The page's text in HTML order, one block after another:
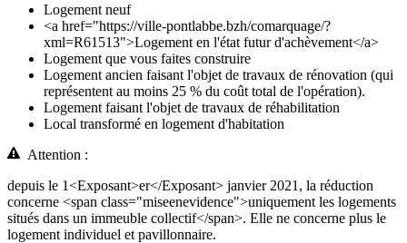
Logement neuf
<a href="https://ville-pontlabbe.bzh/comarquage/?
xml=R61513">Logement en l'état futur d'achèvement</a>
Logement que vous faites construire
Logement ancien faisant l'objet de travaux de rénovation (qui
représentent au moins 25 % du coût total de l'opération).
Logement faisant l'objet de travaux de réhabilitation
Local transformé en logement d'habitation
Attention :
depuis le 1<Exposant>er</Exposant> janvier 2021, la réduction
concerne <span class="miseenevidence">uniquement les logements
situés dans un immeuble collectif</span>. Elle ne concerne plus le
logement individuel et pavillonnaire.